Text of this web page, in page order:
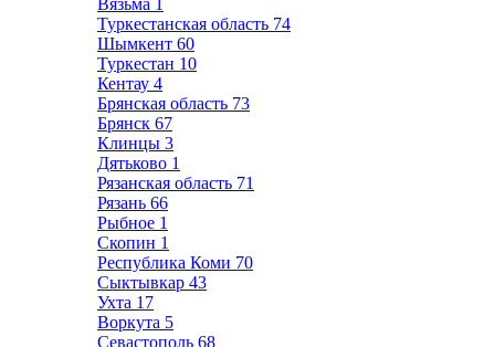
Вязьма 1
Туркестанская область 74
Шымкент 60
Туркестан 10
Кентау 4
Брянская область 73
Брянск 67
Клинцы 3
Дятьково 1
Рязанская область 71
Рязань 66
Рыбное 1
Скопин 1
Республика Коми 70
Сыктывкар 43
Ухта 17
Воркута 5
Севастополь 68